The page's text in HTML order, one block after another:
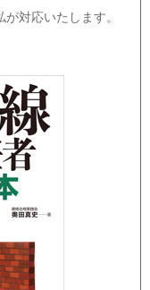
対応いたします。